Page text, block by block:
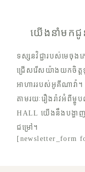
យើងនាំមកជូន
ទស្សនវិជ្ជារបស់មេចុងភ
ជ្រើសរើសយ៉ាងយកចិត្ត
អាហាររបស់អូគីណាវ៉ា។
តាមរយៈរឿងរ៉ាវអំពីម្
HALL យើងនឹងបង្ហា
ជម្រៅ។
[newsletter_form